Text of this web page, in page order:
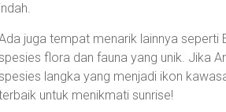
indah.
juga tempat menarik lainnya seperti
spesies flora dan fauna yang unik. Jika
spesies langka yang menjadi ikon
untuk menikmati sunrise!